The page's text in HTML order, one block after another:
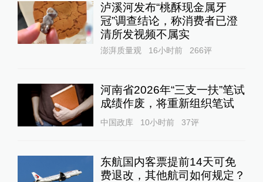
泸溪河发布“桃酥现金属牙
冠”调查结论，称消费者已澄
清所发视频不属实
澎湃质量观 16小时前 266评
河南省2026年“三支一扶”笔试
成绩作废，将重新组织笔试
中国政库 10小时前 37评
东航国内客票提前14天可免
费退改，其他航司如何规定？